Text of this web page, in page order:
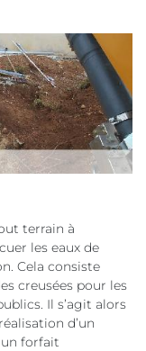
terrain à
les eaux de
Cela consiste
creusées pour les
Il s’agit alors
d’un
un forfait